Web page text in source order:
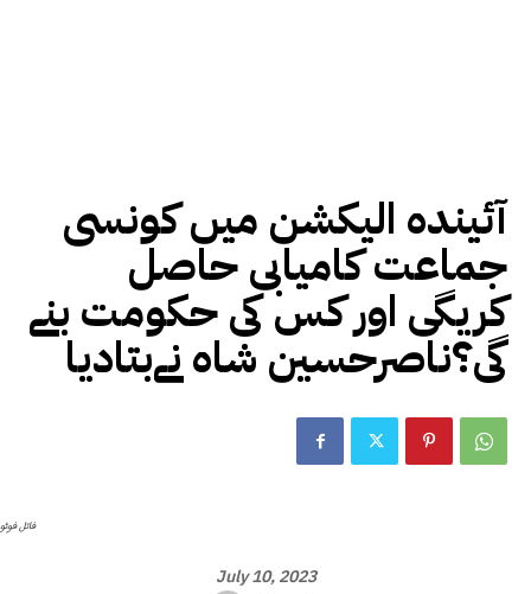
آئیندہ الیکشن میں کونسی
جماعت کامیابی حاصل
کریگی اور کس کی حکومت بنے
گی؟ناصرحسین شاہ نےبتادیا
فائل فوٹو
July 10, 2023